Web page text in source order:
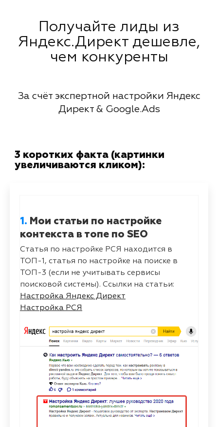
Получайте лиды из
Яндекс.Директ дешевле,
чем конкуренты
За счёт экспертной настройки Яндекс
Директ & Google.Ads
3 коротких факта (картинки
увеличиваются кликом):
1. Мои статьи по настройке
контекста в топе по SEO
Статья по настройке РСЯ находится в
ТОП-1, статья по настройке на поиске в
ТОП-3 (если не учитывать сервисы
поисковой системы). Ссылки на статьи:
Настройка Яндекс Директ
Настройка РСЯ